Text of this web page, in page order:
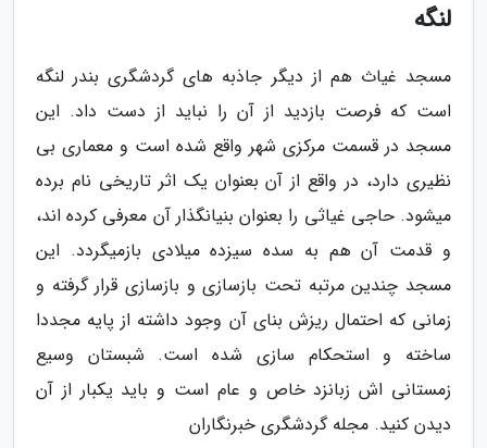
لنگه
مسجد غیاث هم از دیگر جاذبه های گردشگری بندر لنگه
است که فرصت بازدید از آن را نباید از دست داد. این
مسجد در قسمت مرکزی شهر واقع شده است و معماری بی
نظیری دارد، در واقع از آن بعنوان یک اثر تاریخی نام برده
میشود. حاجی غیاثی را بعنوان بنیانگذار آن معرفی کرده اند،
و قدمت آن هم به سده سیزده میلادی بازمیگردد. این
مسجد چندین مرتبه تحت بازسازی و بازسازی قرار گرفته و
زمانی که احتمال ریزش بنای آن وجود داشته از پایه مجددا
ساخته و استحکام سازی شده است. شبستان وسیع
زمستانی اش زبانزد خاص و عام است و باید یکبار از آن
دیدن کنید. مجله گردشگری خبرنگاران